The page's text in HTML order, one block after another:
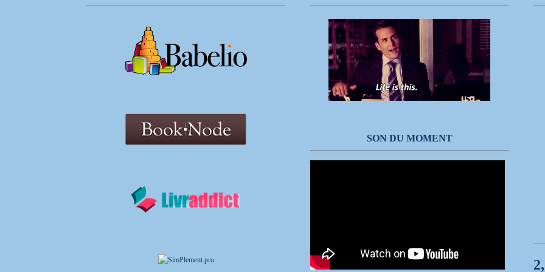
SON DU MOMENT